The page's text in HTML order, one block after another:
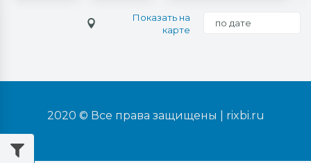
Показать на
карте
по дате
2020 © Все права защищены | rixbi.ru